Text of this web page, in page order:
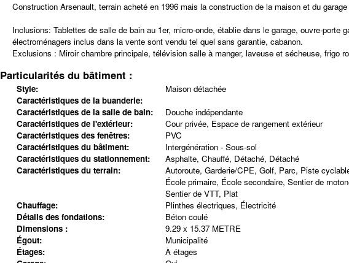
Construction Arsenault, terrain acheté en 1996 mais la construction de la maison et du
Inclusions: Tablettes de salle de bain au 1er, micro-onde, établie dans le garage, ouvre-
électroménagers inclus dans la vente sont vendu tel quel sans garantie, cabanon.
Exclusions : Miroir chambre principale, télévision salle à manger, laveuse et sécheuse, frigo
Particularités du bâtiment :
Style:
Maison détachée
Caractéristiques de la buanderie:
Caractéristiques de la salle de bain:
Douche indépendante
Caractéristiques de l'extérieur:
Cour privée, Espace de rangement extérieur
Caractéristiques des fenêtres:
PVC
Caractéristiques du bâtiment:
Intergénération - Sous-sol
Caractéristiques du stationnement:
Asphalte, Chauffé, Détaché, Détaché
Caractéristiques du terrain:
Autoroute, Garderie/CPE, Golf, Parc, Piste
École primaire, École secondaire, Sentier de
Sentier de VTT, Plat
Chauffage:
Plinthes électriques, Électricité
Détails des fondations:
Béton coulé
Dimensions :
9.29 x 15.37 METRE
Égout:
Municipalité
Étages:
À étages